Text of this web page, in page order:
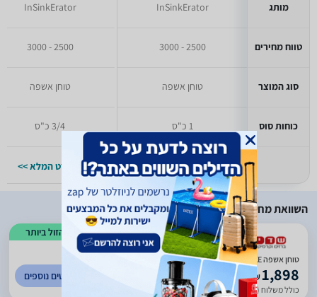
מותג
טווח מחירים
סוג המוצר
כוחות סוס
InSinkErator
2500 - 3000
טוחן אשפה
1 כ"ס
למפרט המלא >>
InSinkErator
2500 - 3000
טוחן אשפה
3/4 כ"ס
למפרט המלא >>
השוואת מחירים
הזול ביותר
4.43
(
199
)
טוחן אשפה FRANKE בעוצמה 1-1/4 כ"ס
₪1,898
כולל משלוח (48 ₪) עד 7 ימי עסקים
לפרטים נוספים